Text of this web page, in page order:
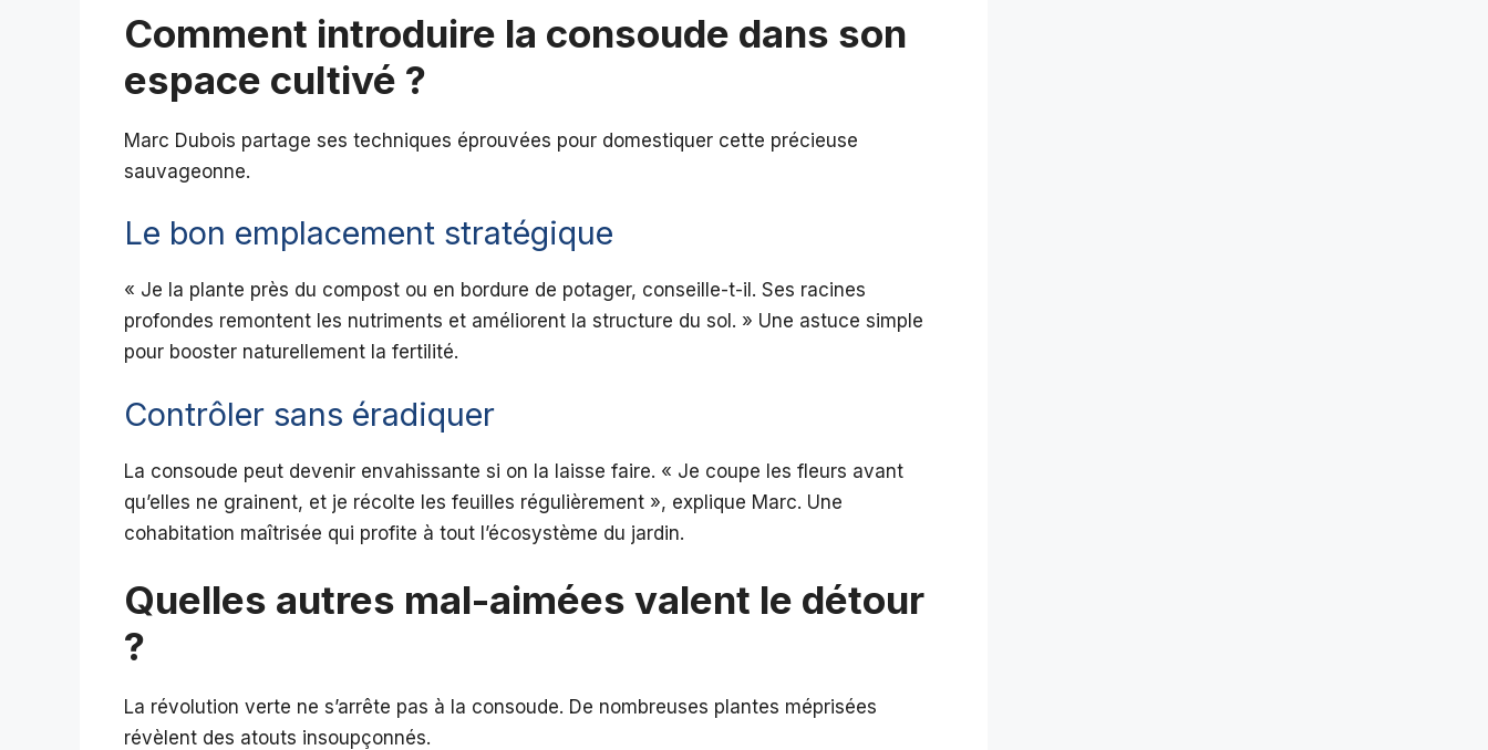
Comment introduire la consoude dans son
espace cultivé ?
Marc Dubois partage ses techniques éprouvées pour domestiquer cette précieuse
sauvageonne.
Le bon emplacement stratégique
« Je la plante près du compost ou en bordure de potager, conseille-t-il. Ses racines
profondes remontent les nutriments et améliorent la structure du sol. » Une astuce simple
pour booster naturellement la fertilité.
Contrôler sans éradiquer
La consoude peut devenir envahissante si on la laisse faire. « Je coupe les fleurs avant
qu’elles ne grainent, et je récolte les feuilles régulièrement », explique Marc. Une
cohabitation maîtrisée qui profite à tout l’écosystème du jardin.
Quelles autres mal-aimées valent le détour
?
La révolution verte ne s’arrête pas à la consoude. De nombreuses plantes méprisées
révèlent des atouts insoupçonnés.